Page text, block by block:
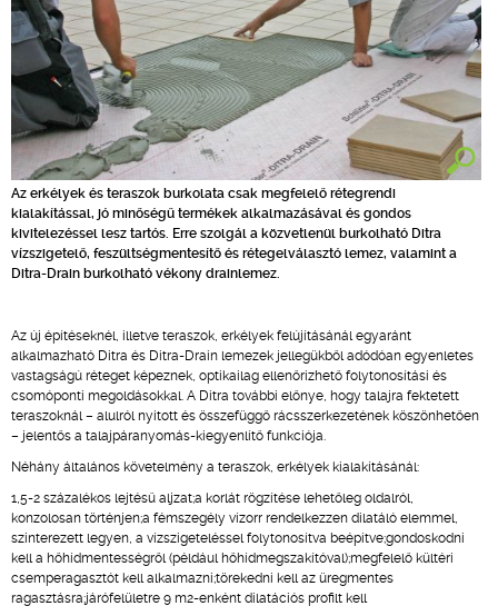
Az erkélyek és teraszok burkolata csak megfelelő rétegrendi
kialakítással, jó minőségű termékek alkalmazásával és gondos
kivitelezéssel lesz tartós. Erre szolgál a közvetlenül burkolható Ditra
vízszigetelő, feszültségmentesítő és rétegelválasztó lemez, valamint a
Ditra-Drain burkolható vékony drainlemez.
Az új építéseknél, illetve teraszok, erkélyek felújításánál egyaránt
alkalmazható Ditra és Ditra-Drain lemezek jellegükből adódóan egyenletes
vastagságú réteget képeznek, optikailag ellenőrizhető folytonosítási és
csomóponti megoldásokkal. A Ditra további előnye, hogy talajra fektetett
teraszoknál – alulról nyitott és összefüggő rácsszerkezetének köszönhetően
– jelentős a talajpáranyomás-kiegyenlítő funkciója.
Néhány általános követelmény a teraszok, erkélyek kialakításánál:
1,5-2 százalékos lejtésű aljzat;a korlát rögzítése lehetőleg oldalról,
konzolosan történjen;a fémszegély vízorr rendelkezzen dilatáló elemmel,
szinterezett legyen, a vízszigeteléssel folytonosítva beépítve;gondoskodni
kell a hőhídmentességről (például hőhídmegszakítóval);megfelelő kültéri
csemperagasztót kell alkalmazni;törekedni kell az üregmentes
ragasztásra;járófelületre 9 m2-enként dilatációs profilt kell